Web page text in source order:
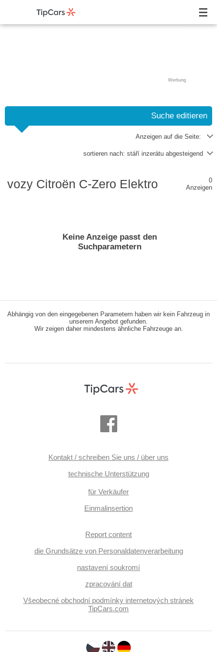
Werbung
Suche editieren
Anzeigen auf die Seite:
sortieren nach: stáří inzerátu abgesteigend
vozy Citroën C-Zero Elektro
0
Anzeigen
Keine Anzeige passt den
Suchparametern
Abhängig von den eingegebenen Parametern haben wir kein Fahrzeug in
unserem Angebot gefunden.
Wir zeigen daher mindestens ähnliche Fahrzeuge an.
Kontakt / schreiben Sie uns / über uns
technische Unterstützung
für Verkäufer
Einmalinsertion
Report content
die Grundsätze von Personaldatenverarbeitung
nastavení soukromí
zpracování dat
Všeobecné obchodní podmínky internetových stránek
TipCars.com